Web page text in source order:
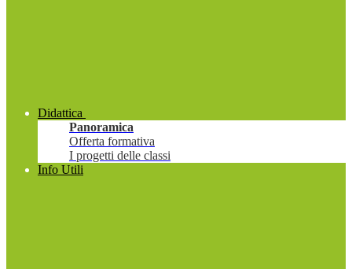
Didattica
Panoramica
Offerta formativa
I progetti delle classi
Info Utili